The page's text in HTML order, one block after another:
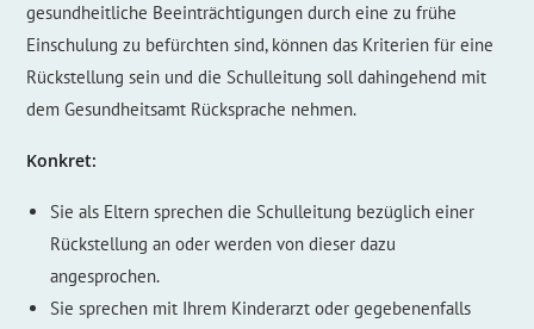
gesundheitliche Beeinträchtigungen durch eine zu frühe
Einschulung zu befürchten sind, können das Kriterien für eine
Rückstellung sein und die Schulleitung soll dahingehend mit
dem Gesundheitsamt Rücksprache nehmen.
Konkret:
Sie als Eltern sprechen die Schulleitung bezüglich einer
Rückstellung an oder werden von dieser dazu
angesprochen.
Sie sprechen mit Ihrem Kinderarzt oder gegebenenfalls